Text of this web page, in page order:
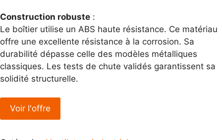
Construction robuste :
Le boîtier utilise un ABS haute résistance. Ce matériau
offre une excellente résistance à la corrosion. Sa
durabilité dépasse celle des modèles métalliques
classiques. Les tests de chute validés garantissent sa
solidité structurelle.
Voir l'offre